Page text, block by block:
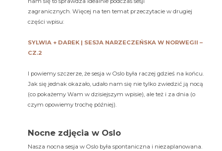
zagranicznych. Więcej na ten temat przeczytacie w drugiej
części wpisu:
SYLWIA + DAREK | SESJA NARZECZEŃSKA W NORWEGII –
CZ.2
I powiemy szczerze, że sesja w Oslo była raczej gdzieś na końcu.
Jak się jednak okazało, udało nam się nie tylko zwiedzić ją nocą
(co pokażemy Wam w dzisiejszym wpisie), ale też i za dnia (o
czym opowiemy trochę później).
Nocne zdjęcia w Oslo
Nasza nocna sesja w Oslo była spontaniczna i niezaplanowana.